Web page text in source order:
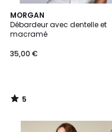
MORGAN
Débardeur avec dentelle et
macramé
35,00 €
5
/
5
5
/